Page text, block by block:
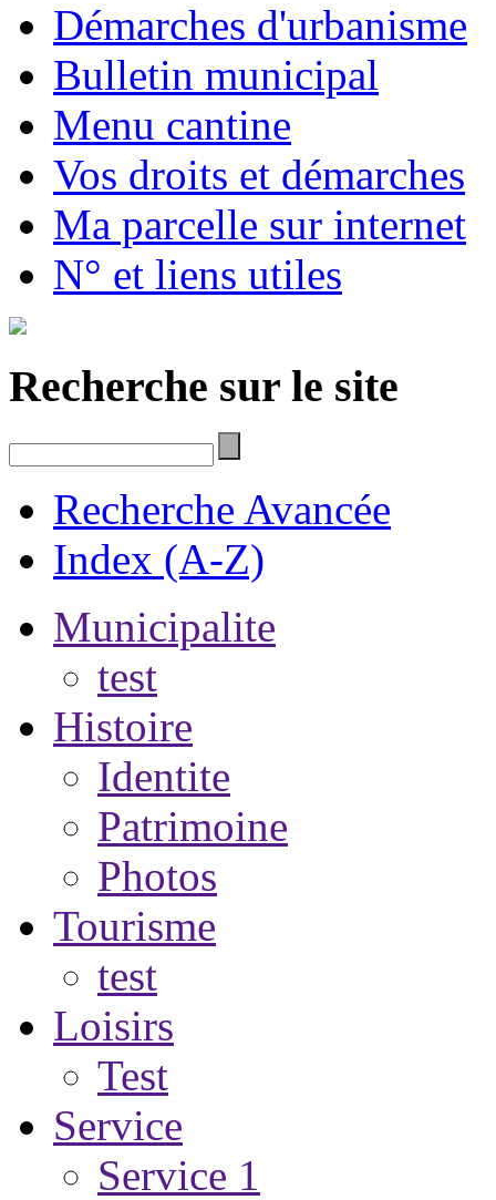
Démarches d'urbanisme
Bulletin municipal
Menu cantine
Vos droits et démarches
Ma parcelle sur internet
N° et liens utiles
Recherche sur le site
Recherche Avancée
Index (A-Z)
Municipalite
test
Histoire
Identite
Patrimoine
Photos
Tourisme
test
Loisirs
Test
Service
Service 1